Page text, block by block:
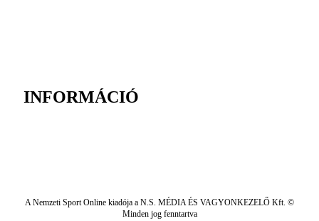
INFORMÁCIÓ
A Nemzeti Sport Online kiadója a N.S. MÉDIA ÉS VAGYONKEZELŐ Kft. ©
Minden jog fenntartva